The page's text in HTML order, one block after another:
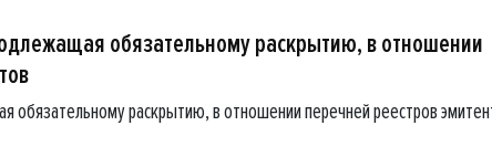
обязательному раскрытию, в отношении
обязательному раскрытию, в отношении перечней реестров